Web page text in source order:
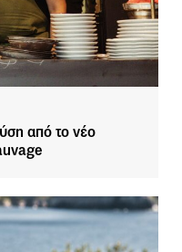
από το νέο